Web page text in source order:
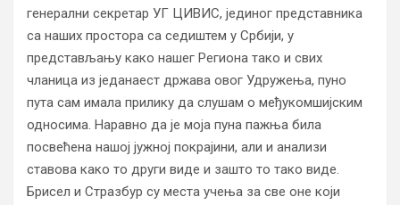
генерални секретар УГ ЦИВИС, јединог представника
са наших простора са седиштем у Србији, у
представљању како нашег Региона тако и свих
чланица из једанаест држава овог Удружења, пуно
пута сам имала прилику да слушам о међукомшијским
односима. Наравно да је моја пуна пажња била
посвећена нашој јужној покрајини, али и анализи
ставова како то други виде и зашто то тако виде.
Брисел и Стразбур су места учења за све оне који